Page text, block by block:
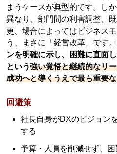
まうケースが典型的です。し
異なり、部門間の利害調整、
更、場合によってはビジネス
う、まさに「経営改革」です。
ンを明確に示し、困難に直面
という強い覚悟と継続的なリ
成功へと導くうえで最も重要
回避策
社長自身がDXのビジョン
する
予算・人員を削減せず、